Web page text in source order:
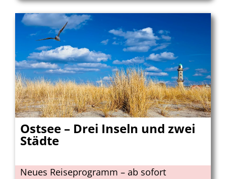
Ostsee – Drei Inseln und zwei
Städte
Neues Reiseprogramm – ab sofort